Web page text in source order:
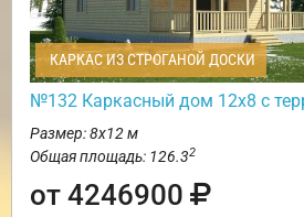
КАРКАС ИЗ СТРОГАНОЙ ДОСКИ
№132 Каркасный дом 12х8 с
Размер: 8х12 м
Общая площадь: 126.32
от 4246900